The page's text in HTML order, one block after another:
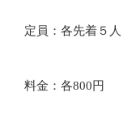
定員：各先着５人
料金：各800円